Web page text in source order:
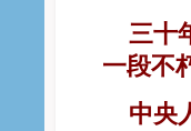
三十
一段不
中央